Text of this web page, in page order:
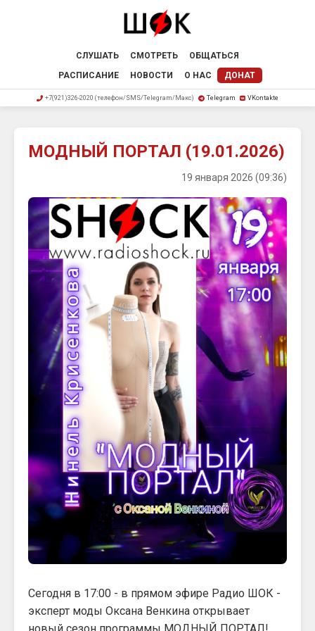
СЛУШАТЬ СМОТРЕТЬ
ОБЩАТЬСЯ
РАСПИСАНИЕ
НОВОСТИ О НАС ДОНАТ
+7(921)326-2020 (телефон/SMS/Telegram/Макс) Telegram VKontakte
МОДНЫЙ ПОРТАЛ (19.01.2026)
19 января 2026 (09:36)
Сегодня в 17:00 - в прямом эфире Радио ШОК -
эксперт моды Оксана Венкина открывает